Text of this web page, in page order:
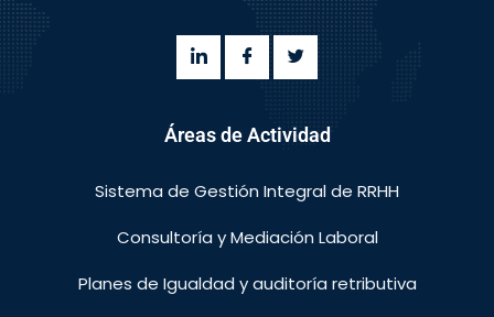
Áreas de Actividad
Sistema de Gestión Integral de RRHH
Consultoría y Mediación Laboral
Planes de Igualdad y auditoría retributiva